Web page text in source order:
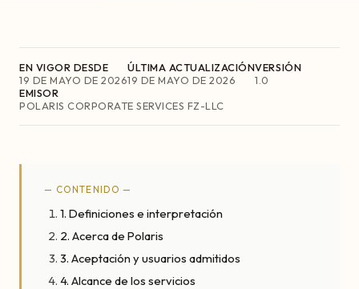
EN VIGOR DESDE
19 DE MAYO DE 2026
ÚLTIMA ACTUALIZACIÓN
19 DE MAYO DE 2026
VERSIÓN
1.0
EMISOR
POLARIS CORPORATE SERVICES FZ-LLC
— CONTENIDO —
1. Definiciones e interpretación
2. Acerca de Polaris
3. Aceptación y usuarios admitidos
4. Alcance de los servicios